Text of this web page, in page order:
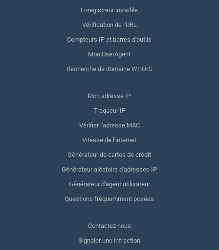
Enregistreur invisible
Vérification de l'URL
Compteurs IP et barres d'outils
Mon UserAgent
Recherche de domaine WHOIS
Mon adresse IP
Traqueur IP
Vérifier l'adresse MAC
Vitesse de l'internet
Générateur de cartes de crédit
Générateur aléatoire d'adresses IP
Générateur d'agent utilisateur
Questions fréquemment posées
Contactez nous
Signaler une infraction